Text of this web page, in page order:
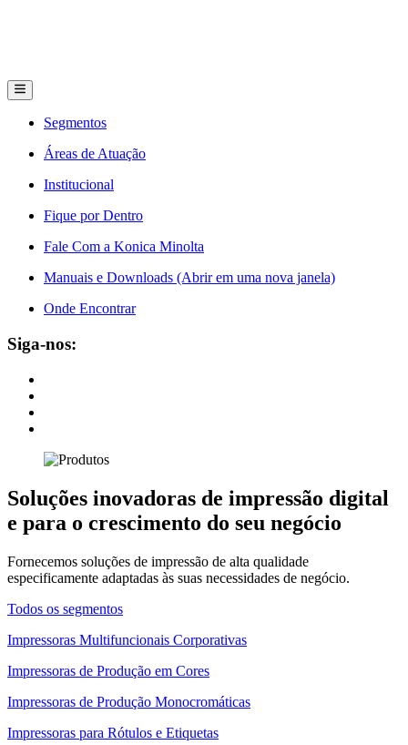
Segmentos
Áreas de Atuação
Institucional
Fique por Dentro
Fale Com a Konica Minolta
Manuais e Downloads (Abrir em uma nova janela)
Onde Encontrar
Siga-nos:
Soluções inovadoras de impressão digital
e para o crescimento do seu negócio
Fornecemos soluções de impressão de alta qualidade
especificamente adaptadas às suas necessidades de negócio.
Todos os segmentos
Impressoras Multifuncionais Corporativas
Impressoras de Produção em Cores
Impressoras de Produção Monocromáticas
Impressoras para Rótulos e Etiquetas